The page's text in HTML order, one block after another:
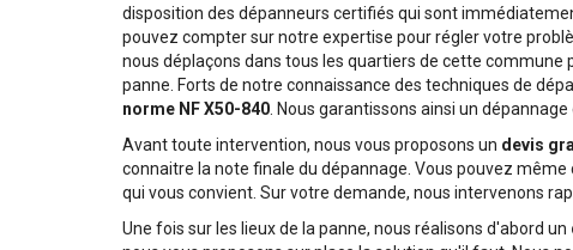
disposition des dépanneurs certifiés qui sont
pouvez compter sur notre expertise pour régler votre
nous déplaçons dans tous les quartiers de cette
panne. Forts de notre connaissance des techniques de
norme NF X50-840 . Nous garantissons ainsi un
Avant toute intervention, nous vous proposons un devis
connaitre la note finale du dépannage. Vous pouvez
qui vous convient. Sur votre demande, nous intervenons
Une fois sur les lieux de la panne, nous réalisons d'abord un